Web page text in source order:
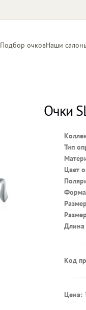
Подбор очковНаши
Очки
Тип
Цвет
Длина
Код
Цена: